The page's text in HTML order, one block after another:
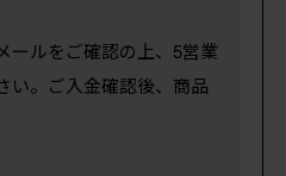
ールをご確認の上、5営業
い。ご入金確認後、商品